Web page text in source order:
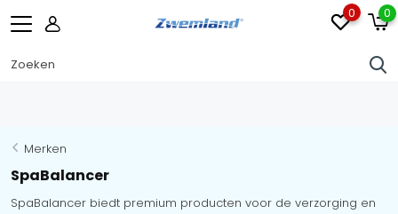
0 0
Merken
SpaBalancer
SpaBalancer biedt premium producten voor de verzorging en